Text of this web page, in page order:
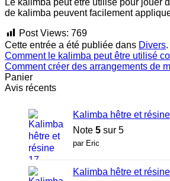
de kalimba peuvent facilement
Post Views: 769
Cette entrée a été publiée dans Divers
Comment le kalimba peut être utilisé
Comment créer des arrangements de
Panier
Avis récents
Kalimba hêtre et
Note 5 sur 5
par Eric
Kalimba hêtre et